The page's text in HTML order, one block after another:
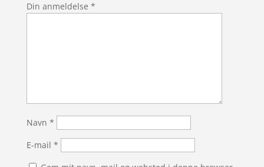
Din anmeldelse *
Navn *
E-mail *